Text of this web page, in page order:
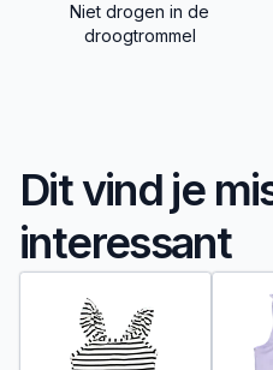
Niet drogen in de
droogtrommel
Dit vind je
interessant